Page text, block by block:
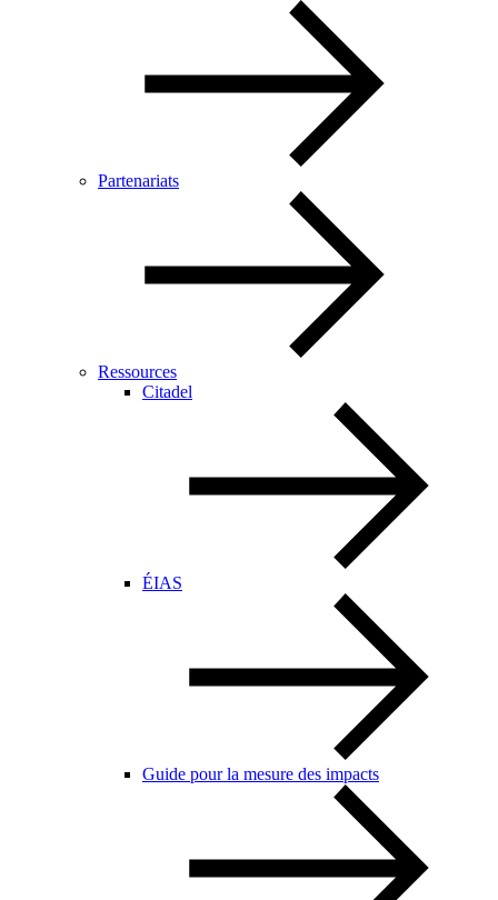
Partenariats
Ressources
Citadel
ÉIAS
Guide pour la mesure des impacts